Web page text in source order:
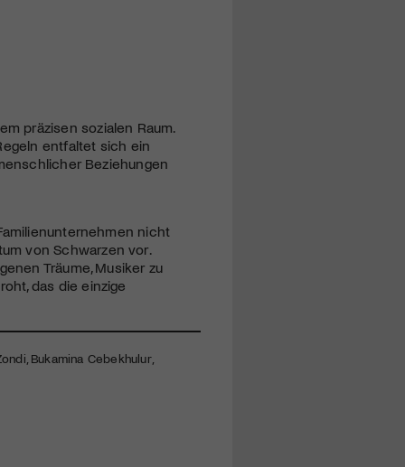
präzisen sozialen Raum.
entfaltet sich ein
Beziehungen
nicht
von Schwarzen vor.
Träume, Musiker zu
das die einzige
Bukamina Cebekhulur,